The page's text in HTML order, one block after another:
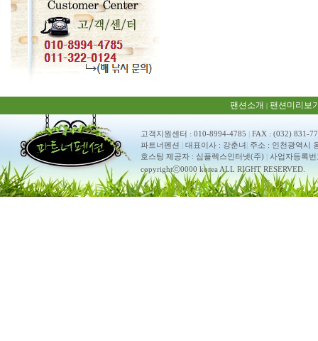
팬션소개 | 팬션미리보
고객지원센터 : 010-8994-4785 | FAX : (032) 831-
파트너펜션 | 대표이사 : 강춘녀| 주소 : 인천광역시
호스팅 제공자 : 심플렉스인터넷(주)
사업자등록
copyrightⓒ0000 korea ALL RIGHT RESERVED.